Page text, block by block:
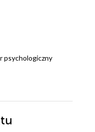
psychologiczny